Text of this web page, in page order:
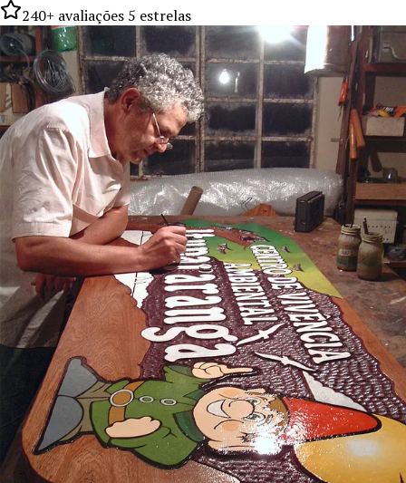
240+ avaliações 5 estrelas